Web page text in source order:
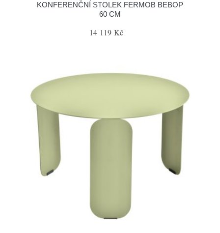
KONFERENČNÍ STOLEK FERMOB BEBOP
60 CM
14 119 Kč